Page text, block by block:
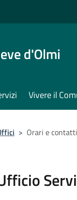
d'Olmi
Vivere il
> Orari e